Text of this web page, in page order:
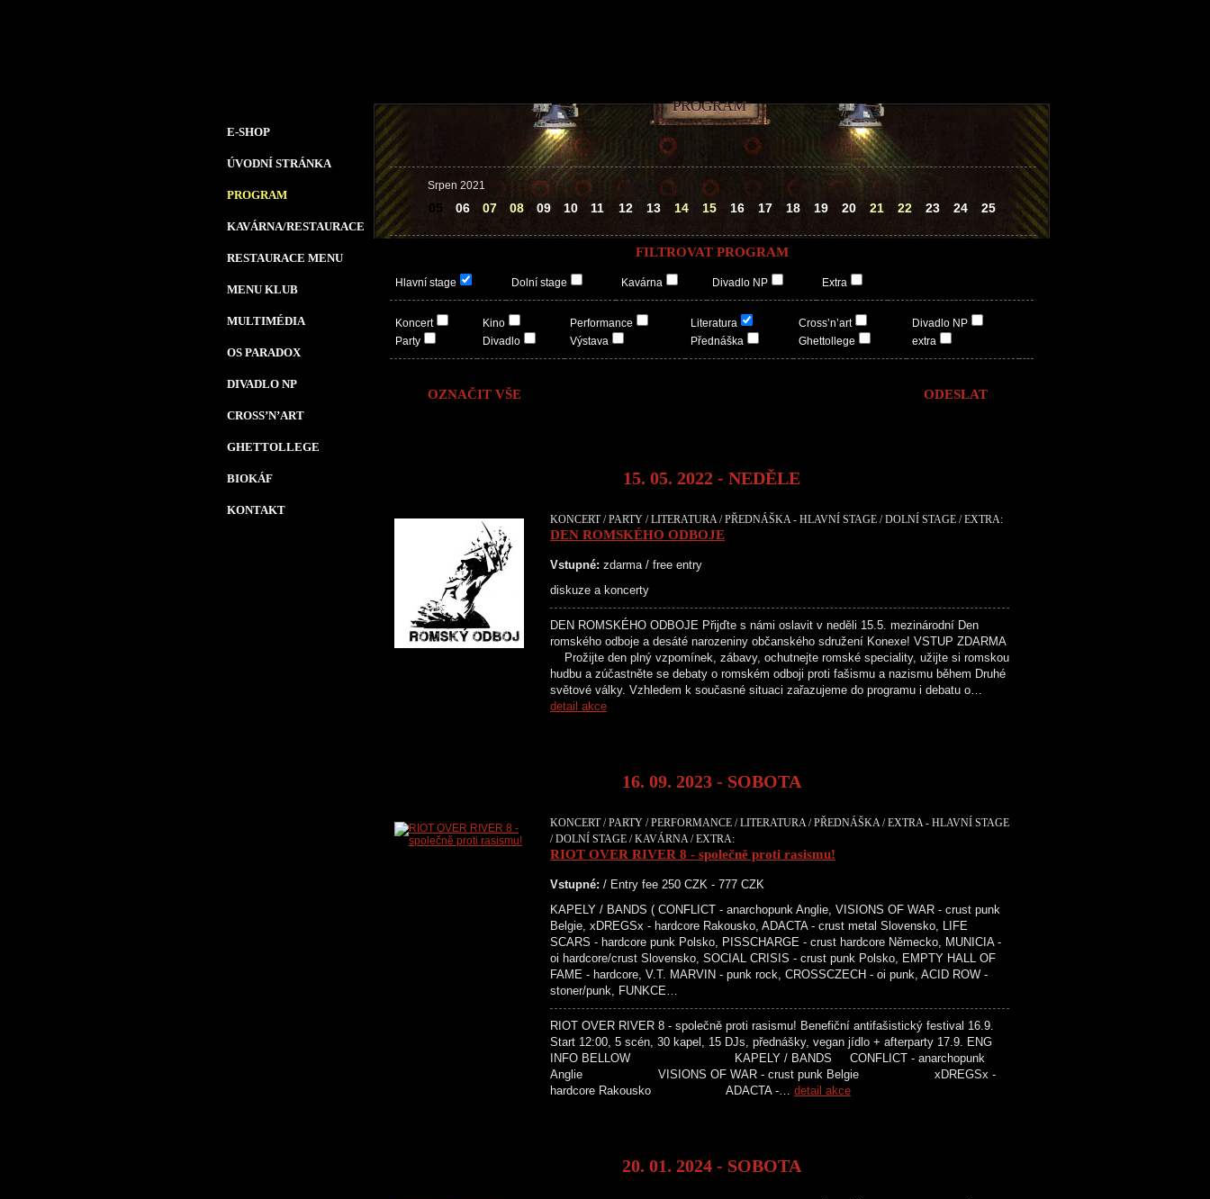
E-SHOP
ÚVODNÍ STRÁNKA
PROGRAM
KAVÁRNA/RESTAURACE
RESTAURACE MENU
MENU KLUB
MULTIMÉDIA
OS PARADOX
DIVADLO NP
CROSS’N’ART
GHETTOLLEGE
BIOKÁF
KONTAKT
PROGRAM
Srpen 2021
05 06 07 08 09 10 11 12 13 14 15 16 17 18 19 20 21 22 23 24 25
FILTROVAT PROGRAM
Hlavní stage Dolní stage Kavárna Divadlo NP Extra
Koncert
Party
Kino
Divadlo
Performance
Výstava
Literatura
Přednáška
Cross’n’art
Ghettollege
Divadlo NP
extra
OZNAČIT VŠE
15. 05. 2022 - NEDĚLE
KONCERT / PARTY / LITERATURA / PŘEDNÁŠKA - HLAVNÍ STAGE / DOLNÍ STAGE / EXTRA:
DEN ROMSKÉHO ODBOJE
Vstupné: zdarma / free entry
diskuze a koncerty
DEN ROMSKÉHO ODBOJE Přijďte s námi oslavit v neděli 15.5. mezinárodní Den
romského odboje a desáté narozeniny občanského sdružení Konexe! VSTUP ZDARMA
Prožijte den plný vzpomínek, zábavy, ochutnejte romské speciality, užijte si romskou
hudbu a zúčastněte se debaty o romském odboji proti fašismu a nazismu během Druhé
světové války. Vzhledem k současné situaci zařazujeme do programu i debatu o…
detail akce
16. 09. 2023 - SOBOTA
KONCERT / PARTY / PERFORMANCE / LITERATURA / PŘEDNÁŠKA / EXTRA - HLAVNÍ STAGE
/ DOLNÍ STAGE / KAVÁRNA / EXTRA:
RIOT OVER RIVER 8 - společně proti rasismu!
Vstupné: / Entry fee 250 CZK - 777 CZK
KAPELY / BANDS ( CONFLICT - anarchopunk Anglie, VISIONS OF WAR - crust punk
Belgie, xDREGSx - hardcore Rakousko, ADACTA - crust metal Slovensko, LIFE
SCARS - hardcore punk Polsko, PISSCHARGE - crust hardcore Německo, MUNICIA -
oi hardcore/crust Slovensko, SOCIAL CRISIS - crust punk Polsko, EMPTY HALL OF
FAME - hardcore, V.T. MARVIN - punk rock, CROSSCZECH - oi punk, ACID ROW -
stoner/punk, FUNKCE…
RIOT OVER RIVER 8 - společně proti rasismu! Benefiční antifašistický festival 16.9.
Start 12:00, 5 scén, 30 kapel, 15 DJs, přednášky, vegan jídlo + afterparty 17.9. ENG
INFO BELLOW KAPELY / BANDS CONFLICT - anarchopunk
Anglie VISIONS OF WAR - crust punk Belgie xDREGSx -
hardcore Rakousko ADACTA -… detail akce
20. 01. 2024 - SOBOTA